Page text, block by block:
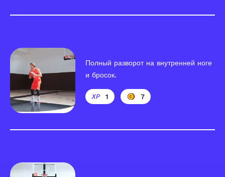
Полный разворот на внутренней ноге
и бросок.
1 7